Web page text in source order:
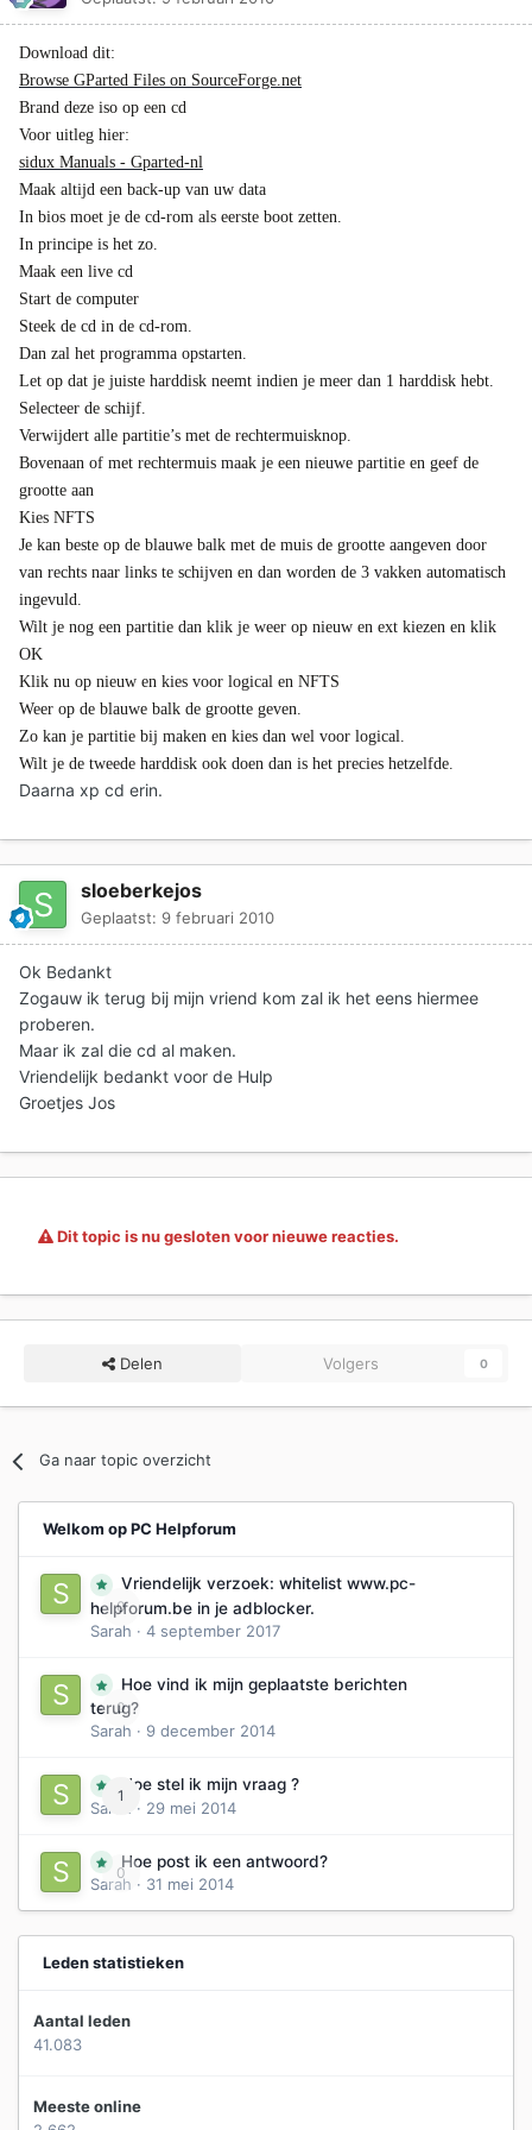
Download dit:
Browse GParted Files on SourceForge.net
Brand deze iso op een cd
Voor uitleg hier:
sidux Manuals - Gparted-nl
Maak altijd een back-up van uw data
In bios moet je de cd-rom als eerste boot zetten.
In principe is het zo.
Maak een live cd
Start de computer
Steek de cd in de cd-rom.
Dan zal het programma opstarten.
Let op dat je juiste harddisk neemt indien je meer dan 1 harddisk hebt.
Selecteer de schijf.
Verwijdert alle partitie’s met de rechtermuisknop.
Bovenaan of met rechtermuis maak je een nieuwe partitie en geef de
grootte aan
Kies NFTS
Je kan beste op de blauwe balk met de muis de grootte aangeven door
van rechts naar links te schijven en dan worden de 3 vakken automatisch
ingevuld.
Wilt je nog een partitie dan klik je weer op nieuw en ext kiezen en klik
OK
Klik nu op nieuw en kies voor logical en NFTS
Weer op de blauwe balk de grootte geven.
Zo kan je partitie bij maken en kies dan wel voor logical.
Wilt je de tweede harddisk ook doen dan is het precies hetzelfde.
Daarna xp cd erin.
sloeberkejos
Geplaatst: 9 februari 2010
Ok Bedankt
Zogauw ik terug bij mijn vriend kom zal ik het eens hiermee
proberen.
Maar ik zal die cd al maken.
Vriendelijk bedankt voor de Hulp
Groetjes Jos
Dit topic is nu gesloten voor nieuwe reacties.
Delen Volgers 0
Ga naar topic overzicht
Welkom op PC Helpforum
0
Vriendelijk verzoek: whitelist www.pc-
helpforum.be in je adblocker.
Sarah · 4 september 2017
0
Hoe vind ik mijn geplaatste berichten
terug?
Sarah · 9 december 2014
1
Hoe stel ik mijn vraag ?
Sarah
· 29 mei 2014
0
Hoe post ik een antwoord?
Sarah · 31 mei 2014
Leden statistieken
Aantal leden
41.083
Meeste online